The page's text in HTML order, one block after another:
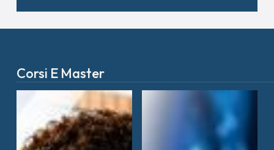
Corsi E Master